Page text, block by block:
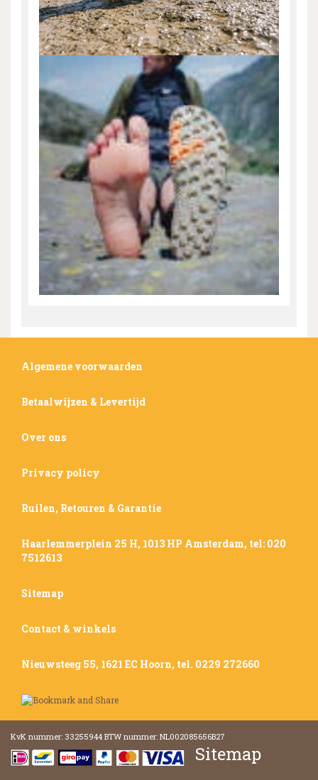
Algemene voorwaarden
Betaalwijzen & Levertijd
Over ons
Privacy policy
Ruilen, Retouren & Garantie
Haarlemmerplein 25 H, 1013 HP Amsterdam, tel: 020
7512613
Sitemap
Contact & winkels
Nieuwsteeg 55, 1621 EC Hoorn, tel. 0229 272660
KvK nummer: 33255944 BTW nummer: NL002085656B27
Sitemap